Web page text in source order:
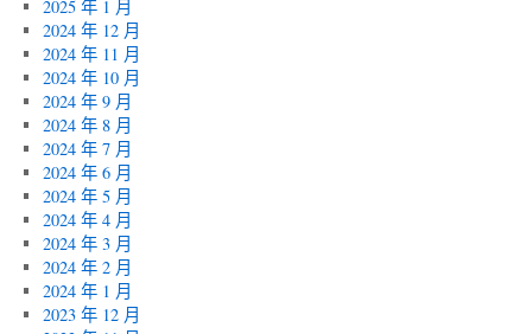
2025 年 1 月
2024 年 12 月
2024 年 11 月
2024 年 10 月
2024 年 9 月
2024 年 8 月
2024 年 7 月
2024 年 6 月
2024 年 5 月
2024 年 4 月
2024 年 3 月
2024 年 2 月
2024 年 1 月
2023 年 12 月